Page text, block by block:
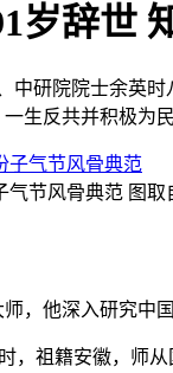
岁辞世
中研院院士余英
生反共并积极为
节风骨典范 图取
，他深入研究中
，祖籍安徽，师